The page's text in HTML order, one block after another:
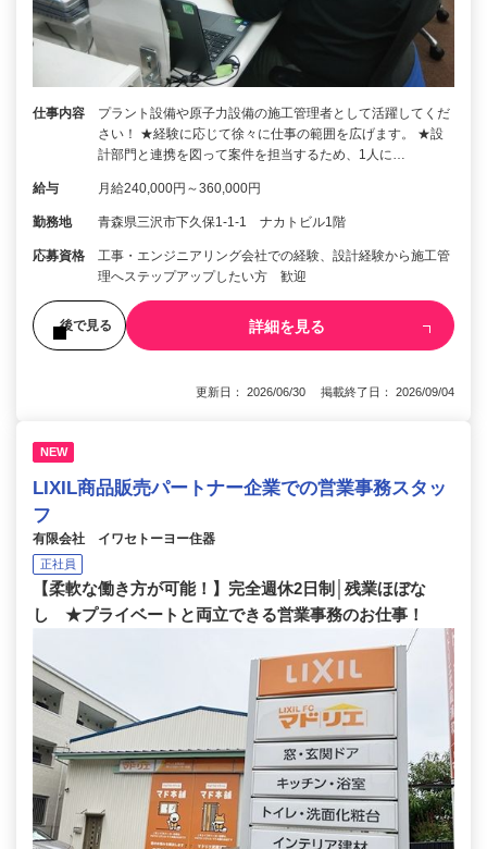
仕事内容
プラント設備や原子力設備の施工管理者として活躍してくだ
さい！ ★経験に応じて徐々に仕事の範囲を広げます。 ★設
計部門と連携を図って案件を担当するため、1人に…
給与 月給240,000円～360,000円
勤務地 青森県三沢市下久保1-1-1 ナカトビル1階
応募資格
工事・エンジニアリング会社での経験、設計経験から施工管
理へステップアップしたい方 歓迎
後で見る 詳細を見る
更新日： 2026/06/30 掲載終了日： 2026/09/04
NEW
LIXIL商品販売パートナー企業での営業事務スタッ
フ
有限会社 イワセトーヨー住器
正社員
【柔軟な働き方が可能！】完全週休2日制│残業ほぼな
し ★プライベートと両立できる営業事務のお仕事！